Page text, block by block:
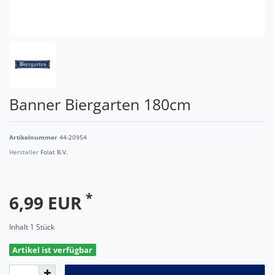
Banner Biergarten 180cm
Artikelnummer 44-20954
Hersteller Folat B.V.
6,99 EUR *
Inhalt 1 Stück
Artikel ist verfügbar